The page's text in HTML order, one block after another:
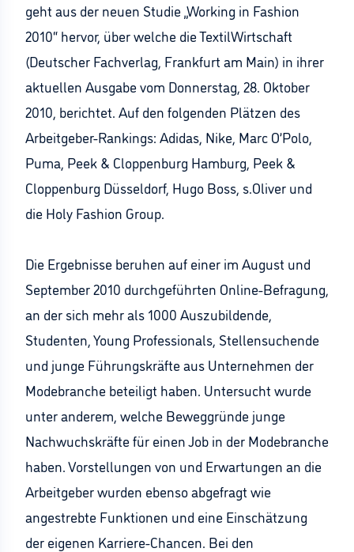
geht aus der neuen Studie „Working in Fashion
2010“ hervor, über welche die TextilWirtschaft
(Deutscher Fachverlag, Frankfurt am Main) in ihrer
aktuellen Ausgabe vom Donnerstag, 28. Oktober
2010, berichtet. Auf den folgenden Plätzen des
Arbeitgeber-Rankings: Adidas, Nike, Marc O’Polo,
Puma, Peek & Cloppenburg Hamburg, Peek &
Cloppenburg Düsseldorf, Hugo Boss, s.Oliver und
die Holy Fashion Group.
Die Ergebnisse beruhen auf einer im August und
September 2010 durchgeführten Online-Befragung,
an der sich mehr als 1000 Auszubildende,
Studenten, Young Professionals, Stellensuchende
und junge Führungskräfte aus Unternehmen der
Modebranche beteiligt haben. Untersucht wurde
unter anderem, welche Beweggründe junge
Nachwuchskräfte für einen Job in der Modebranche
haben. Vorstellungen von und Erwartungen an die
Arbeitgeber wurden ebenso abgefragt wie
angestrebte Funktionen und eine Einschätzung
der eigenen Karriere-Chancen. Bei den